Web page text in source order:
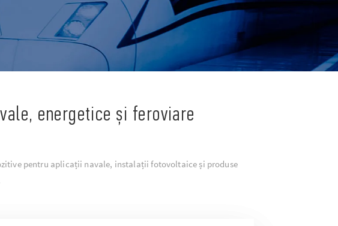
energetice și feroviare
pentru aplicații navale, instalații fotovoltaice și produse